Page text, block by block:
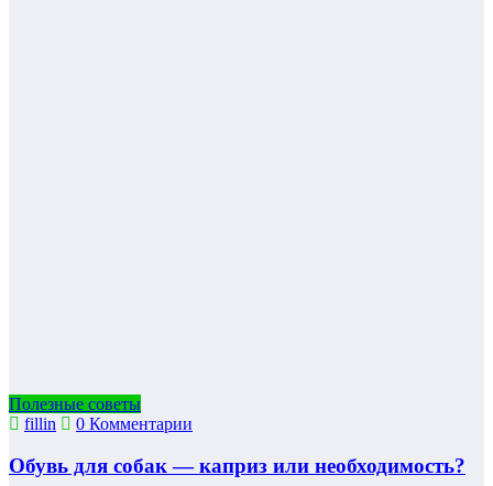
Полезные советы
fillin
0 Комментарии
Обувь для собак — каприз или необходимость?